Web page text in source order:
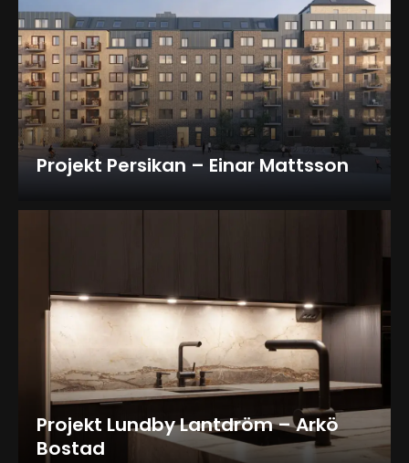
Projekt Persikan – Einar Mattsson
Projekt Lundby Lantdröm – Arkö
Bostad